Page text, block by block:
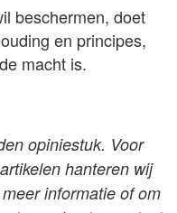
beschermen, doet
en principes,
macht is.
opiniestuk. Voor
hanteren wij
informatie of om